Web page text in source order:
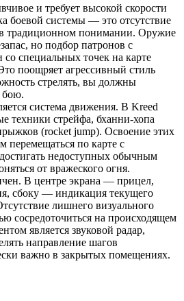
и требует высокой скорости
боевой системы — это отсутствие
в традиционном понимании. Оружие
но подбор патронов с
специальных точек на карте
поощряет агрессивный стиль
стрелять, вы должны
бою.
система движения. В Kreed
техники стрейфа, бханни-хопа
(rocket jump). Освоение этих
перемещаться по карте с
недоступных обычным
от вражеского огня.
В центре экрана — прицел,
сбоку — индикация текущего
лишнего визуального
сосредоточиться на происходящем
является звуковой радар,
направление шагов
важно в закрытых помещениях.